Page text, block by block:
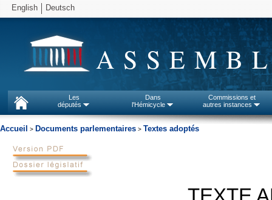
English Deutsch
Les
députés
Dans
l'Hémicycle
Commissions et
autres instances
Accueil > Documents parlementaires > Textes adoptés